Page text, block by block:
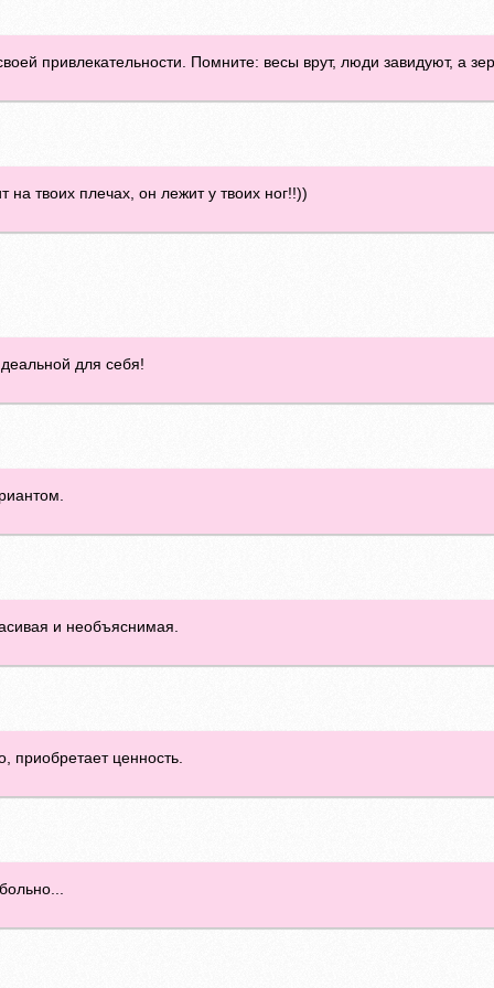
привлекательности. Помните: весы врут, люди завидуют, а
на твоих плечах, он лежит у твоих ног!!))
для себя!
и необъяснимая.
приобретает ценность.